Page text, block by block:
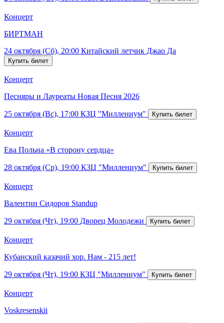
Концерт
БИРТМАН
24 октября (Сб), 20:00 Китайский летчик Джао Да
Концерт
Песняры и Лауреаты Новая Песня 2026
25 октября (Вс), 17:00 КЗЦ "Миллениум"
Концерт
Ева Польна «В сторону сердца»
28 октября (Ср), 19:00 КЗЦ "Миллениум"
Концерт
Валентин Сидоров Standup
29 октября (Чт), 19:00 Дворец Молодежи
Концерт
Кубанский казачий хор. Нам - 215 лет!
29 октября (Чт), 19:00 КЗЦ "Миллениум"
Концерт
Voskresenskii